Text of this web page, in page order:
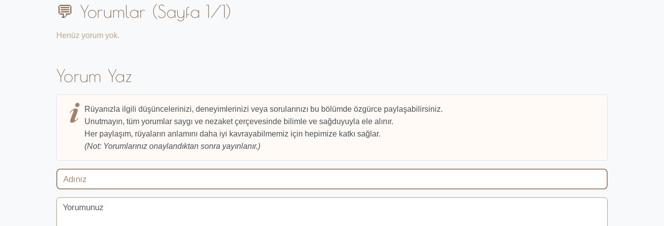
💬 Yorumlar (Sayfa 1/1)
Henüz yorum yok.
Yorum Yaz
Rüyanızla ilgili düşüncelerinizi, deneyimlerinizi veya sorularınızı bu bölümde özgürce paylaşabilirsiniz.
Unutmayın, tüm yorumlar saygı ve nezaket çerçevesinde bilimle ve sağduyuyla ele alınır.
Her paylaşım, rüyaların anlamını daha iyi kavrayabilmemiz için hepimize katkı sağlar.
(Not: Yorumlarınız onaylandıktan sonra yayınlanır.)